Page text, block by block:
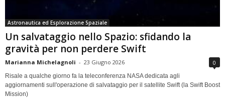
Astronautica ed Esplorazione Spaziale
Un salvataggio nello Spazio: sfidando la
gravità per non perdere Swift
Marianna Michelagnoli - 23 Giugno 2026 0
Risale a qualche giorno fa la teleconferenza NASA dedicata agli
aggiornamenti sull'operazione di salvataggio per il satellite Swift (la Swift Boost
Mission)